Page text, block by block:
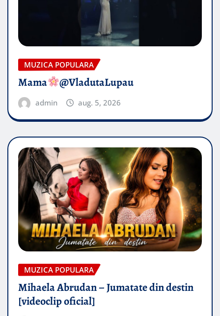
MUZICA POPULARA
Mama @VladutaLupau
admin aug. 5, 2026
MUZICA POPULARA
Mihaela Abrudan – Jumatate din destin
[videoclip oficial]